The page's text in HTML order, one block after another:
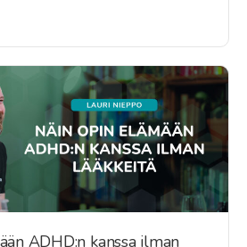
ADHD:n kanssa ilman